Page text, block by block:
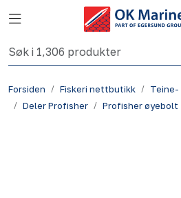
Skip to main content
Toggle navigation
Forsiden Fiskeri nettbutikk
Teine-
Deler Profisher
Profisher øyebolt
Fiskeri nettbutikk
Havbruk